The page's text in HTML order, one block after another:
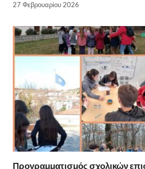
27 Φεβρουαρίου 2026
Προγραμματισμός σχολικών